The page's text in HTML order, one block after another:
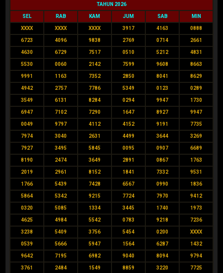
TAHUN 2026
SEL RAB KAM JUM SAB MIN
XXXX XXXX XXXX 3917 4163 0888
6723 4096 9838 2769 0714 2661
4630 6729 7517 0510 5212 4831
5530 0060 2142 7599 9608 8663
9991 1163 7352 2850 8041 8629
4942 2757 7786 5349 0123 0289
3549 6131 8284 0294 9947 1730
6947 7102 7290 1647 8927 9947
0049 9797 4112 4152 9191 7735
7974 3040 2631 4499 3644 3269
7927 3495 5845 0095 0907 6689
8190 2474 3649 2891 0867 1763
2019 2961 8152 1841 7332 9531
1766 5439 7428 6567 0990 1836
5864 5342 9215 7724 7970 9412
0320 5085 1334 3445 1740 1973
4625 4984 5542 0783 9218 7236
3238 5409 3756 5454 0200 XXXX
0539 5666 5947 1564 6287 1432
9642 7195 6982 9040 8094 9794
3761 2484 1549 8859 3220 7725